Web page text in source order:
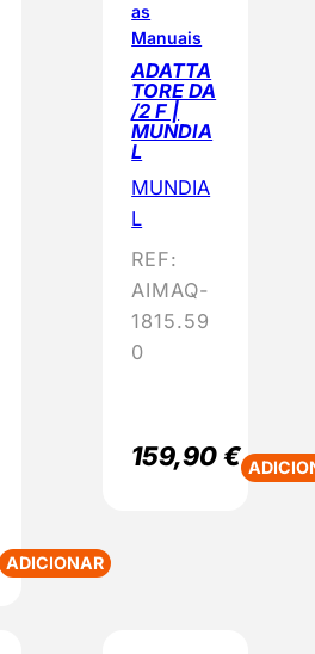
ADICIONAR
as
Manuais
ADATTA
TORE DA
/2 F |
MUNDIA
L
MUNDIA
L
REF:
AIMAQ-
1815.59
0
159,90€